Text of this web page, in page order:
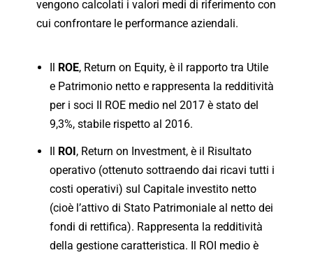
vengono calcolati i valori medi di riferimento con
cui confrontare le performance aziendali.
ROE, Return on Equity, è il rapporto tra Utile
e Patrimonio netto e rappresenta la redditività
per i soci Il ROE medio nel 2017 è stato del
9,3%, stabile rispetto al 2016.
Il ROI, Return on Investment, è il Risultato
operativo (ottenuto sottraendo dai ricavi tutti i
costi operativi) sul Capitale investito netto
(cioè l’attivo di Stato Patrimoniale al netto dei
fondi di rettifica). Rappresenta la redditività
della gestione caratteristica. Il ROI medio è